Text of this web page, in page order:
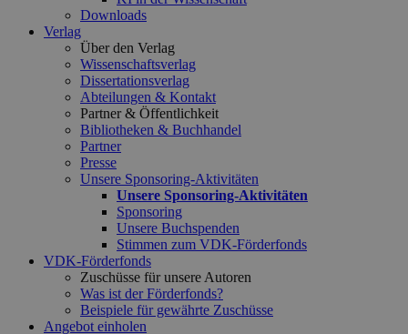
Downloads
Verlag
Über den Verlag
Wissenschaftsverlag
Dissertationsverlag
Abteilungen & Kontakt
Partner & Öffentlichkeit
Bibliotheken & Buchhandel
Partner
Presse
Unsere Sponsoring-Aktivitäten
Unsere Sponsoring-Aktivitäten
Sponsoring
Unsere Buchspenden
Stimmen zum VDK-Förderfonds
VDK-Förderfonds
Zuschüsse für unsere Autoren
Was ist der Förderfonds?
Beispiele für gewährte Zuschüsse
Angebot einholen